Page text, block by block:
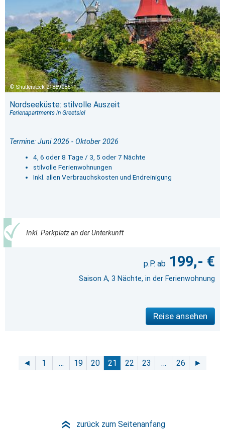
Shutterstock 2185908511
Nordseeküste: stilvolle Auszeit
Ferienapartments in Greetsiel
Termine: Juni 2026 - Oktober 2026
4, 6 oder 8 Tage / 3, 5 oder 7 Nächte
stilvolle Ferienwohnungen
Inkl. allen Verbrauchskosten und Endreinigung
Inkl. Parkplatz an der Unterkunft
199,- €
Saison A, 3 Nächte, in der Ferienwohnung
Reise ansehen
◄ 1 … 19 20 21 22 23 … 26 ►
» zurück zum Seitenanfang